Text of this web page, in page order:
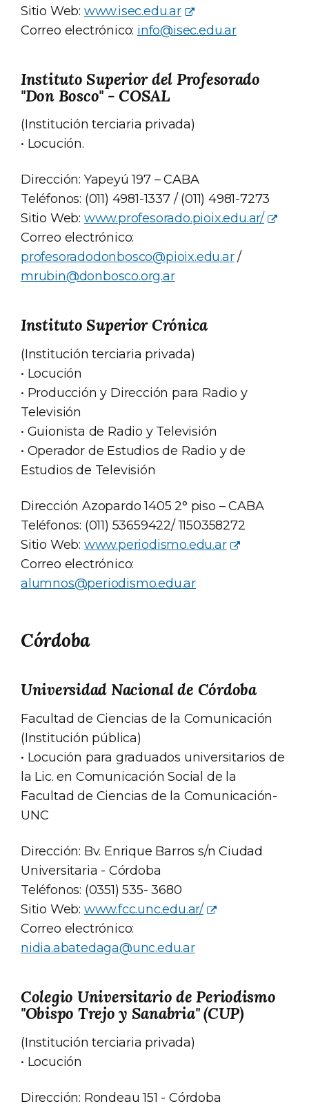
Sitio Web: www.isec.edu.ar
Correo electrónico: info@isec.edu.ar
Instituto Superior del Profesorado
"Don Bosco" - COSAL
(Institución terciaria privada)
• Locución.
Dirección: Yapeyú 197 – CABA
Teléfonos: (011) 4981-1337 / (011) 4981-7273
Sitio Web: www.profesorado.pioix.edu.ar/
Correo electrónico:
profesoradodonbosco@pioix.edu.ar/
mrubin@donbosco.org.ar
Instituto Superior Crónica
(Institución terciaria privada)
• Locución
• Producción y Dirección para Radio y
Televisión
• Guionista de Radio y Televisión
• Operador de Estudios de Radio y de
Estudios de Televisión
Dirección Azopardo 1405 2° piso – CABA
Teléfonos: (011) 53659422/ 1150358272
Sitio Web: www.periodismo.edu.ar
Correo electrónico:
alumnos@periodismo.edu.ar
Córdoba
Universidad Nacional de Córdoba
Facultad de Ciencias de la Comunicación
(Institución pública)
• Locución para graduados universitarios de
la Lic. en Comunicación Social de la
Facultad de Ciencias de la Comunicación-
UNC
Dirección: Bv. Enrique Barros s/n Ciudad
Universitaria - Córdoba
Teléfonos: (0351) 535- 3680
Sitio Web: www.fcc.unc.edu.ar/
Correo electrónico:
nidia.abatedaga@unc.edu.ar
Colegio Universitario de Periodismo
"Obispo Trejo y Sanabria" (CUP)
(Institución terciaria privada)
• Locución
Dirección: Rondeau 151 - Córdoba